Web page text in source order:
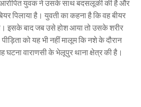
आरोपित युवक ने उसके साथ बदसलूकी की है और
पिलाया है। युवती का कहना है कि वह बीयर
इसके बाद जब उसे होश आया तो उसके शरीर
को यह भी नहीं मालूम कि नशे के दौरान
वाराणसी के भेलूपुर थाना क्षेत्र की है।